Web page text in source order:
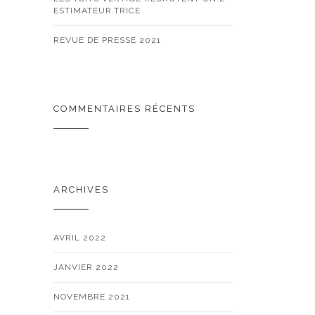
ESTIMATEUR.TRICE
REVUE DE PRESSE 2021
COMMENTAIRES RÉCENTS
ARCHIVES
AVRIL 2022
JANVIER 2022
NOVEMBRE 2021